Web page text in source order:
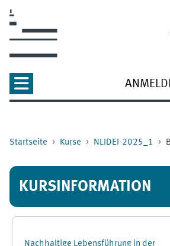
Startseite Kurse NLIDEI-2025_1
KURSINFORMATION
Nachhaltige Lebensführung in der